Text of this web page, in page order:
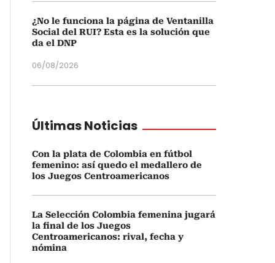
¿No le funciona la página de Ventanilla
Social del RUI? Esta es la solución que
da el DNP
06/08/2026
Últimas Noticias
Con la plata de Colombia en fútbol
femenino: así quedo el medallero de
los Juegos Centroamericanos
La Selección Colombia femenina jugará
la final de los Juegos
Centroamericanos: rival, fecha y
nómina